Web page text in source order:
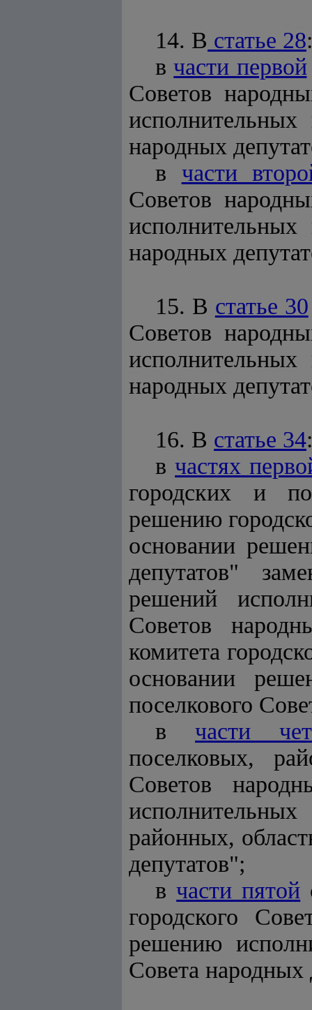
14. В статье 28:
вчасти первой
Советов
исполнительных
народных
в части
Советов
исполнительных
народных
15. В статье 30
Советов
исполнительных
народных
16. В статье 34:
вчастях
городских и
решению
основании
депутатов"
решений
Советов
комитета
основании
поселкового
в части
поселковых,
Советов
районных,
депутатов";
вчасти пятой
городского
решению
Совета народных